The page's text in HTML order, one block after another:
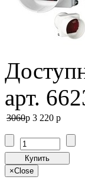
арт.
3060p 3 220 p
Купить
×Close